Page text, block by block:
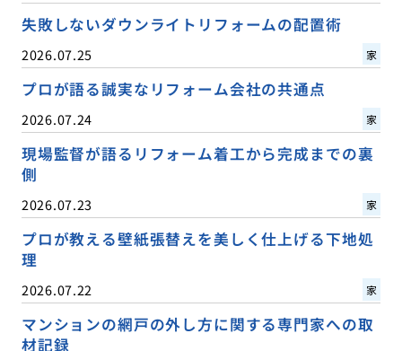
失敗しないダウンライトリフォームの配置術
2026.07.25 家
プロが語る誠実なリフォーム会社の共通点
2026.07.24 家
現場監督が語るリフォーム着工から完成までの裏
側
2026.07.23 家
プロが教える壁紙張替えを美しく仕上げる下地処
理
2026.07.22 家
マンションの網戸の外し方に関する専門家への取
材記録